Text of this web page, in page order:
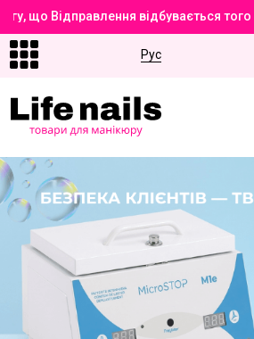
що Відправлення відбувається
Рус